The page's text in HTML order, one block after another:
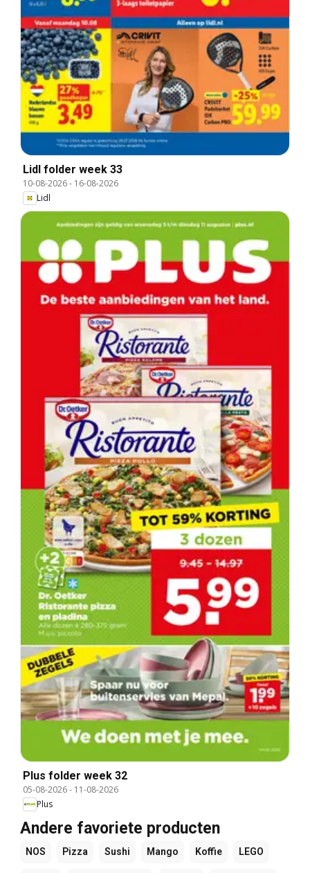
Lidl folder week 33
10-08-2026- 16-08-2026
Lidl
Plus folder week 32
05-08-2026- 11-08-2026
Plus
Andere favoriete producten
NOS Pizza Sushi Mango Koffie LEGO